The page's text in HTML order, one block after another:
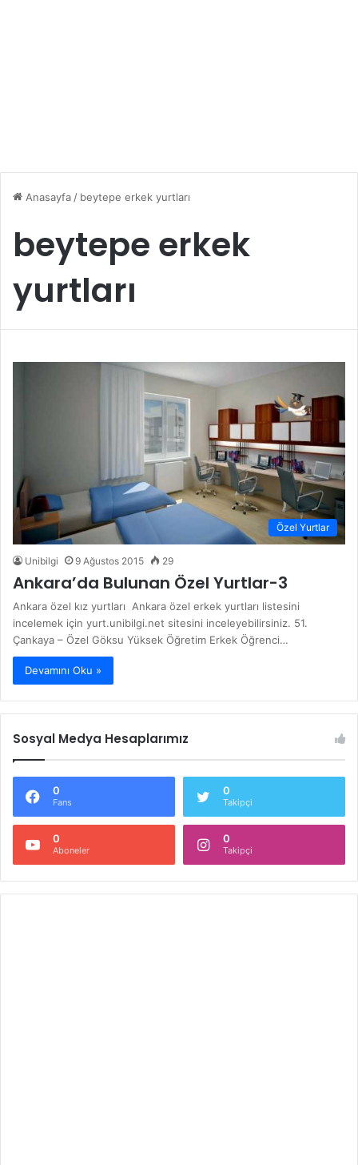
Anasayfa / beytepe erkek yurtları
beytepe erkek
yurtları
Özel Yurtlar
Unibilgi 9 Ağustos 2015 29
Ankara’da Bulunan Özel Yurtlar-3
Ankara özel kız yurtları Ankara özel erkek yurtları listesini
incelemek için yurt.unibilgi.net sitesini inceleyebilirsiniz. 51.
Çankaya – Özel Göksu Yüksek Öğretim Erkek Öğrenci…
Devamını Oku »
Sosyal Medya Hesaplarımız
0
Fans
0
Takipçi
0
Aboneler
0
Takipçi